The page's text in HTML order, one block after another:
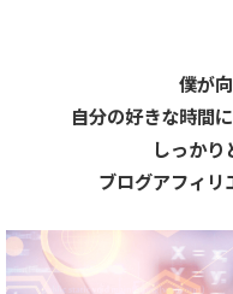
僕が
自分の好きな時間
しっかり
ブログアフィリ